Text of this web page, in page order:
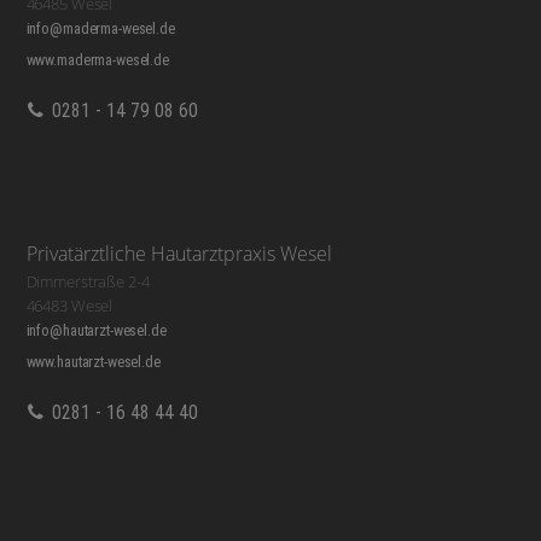
info@maderma-wesel.de
www.maderma-wesel.de
0281 - 14 79 08 60
Privatärztliche Hautarztpraxis Wesel
Dimmerstraße 2-4
46483 Wesel
info@hautarzt-wesel.de
www.hautarzt-wesel.de
0281 - 16 48 44 40